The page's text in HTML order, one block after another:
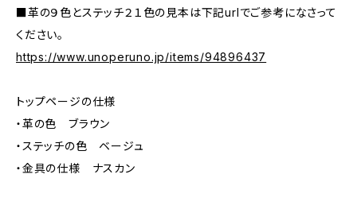
■革の９色とステッチ２１色の見本は下記urlでご参考になさって
ください。
https://www.unoperuno.jp/items/94896437
トップページの仕様
・革の色 ブラウン
・ステッチの色 ベージュ
・金具の仕様 ナスカン